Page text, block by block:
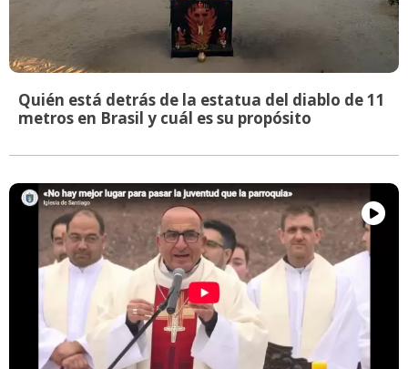
Quién está detrás de la estatua del diablo de 11
metros en Brasil y cuál es su propósito